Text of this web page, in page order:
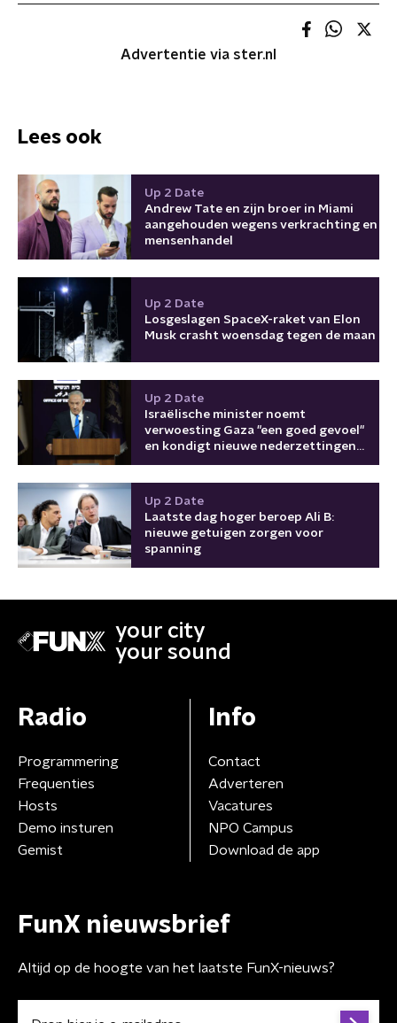
Advertentie via ster.nl
Lees ook
Up 2 Date
Andrew Tate en zijn broer in Miami
aangehouden wegens verkrachting en
mensenhandel
Up 2 Date
Losgeslagen SpaceX-raket van Elon
Musk crasht woensdag tegen de maan
Up 2 Date
Israëlische minister noemt
verwoesting Gaza "een goed gevoel"
en kondigt nieuwe nederzettingen
Up 2 Date
Laatste dag hoger beroep Ali B:
nieuwe getuigen zorgen voor
spanning
your city
your sound
Radio
Programmering
Frequenties
Hosts
Demo insturen
Gemist
Info
Contact
Adverteren
Vacatures
NPO Campus
Download de app
FunX nieuwsbrief
Altijd op de hoogte van het laatste FunX-nieuws?